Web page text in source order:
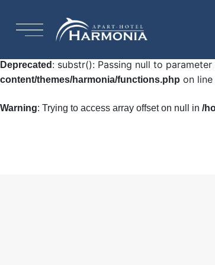
Warning: Undefined array key
Deprecated: substr(): Passing null to
content/themes/harmonia/functions.php on line
Warning: Trying to access array offset on null in /